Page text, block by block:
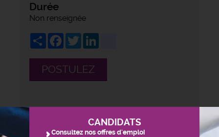
Durée
Non renseignée
ShareFacebook
Twitter
POSTULEZ
CANDIDATS
Consultez nos offres d'emploi